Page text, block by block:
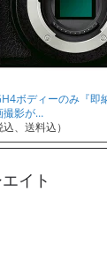
ボディーのみ『即
撮影が…
、送料込）
イト